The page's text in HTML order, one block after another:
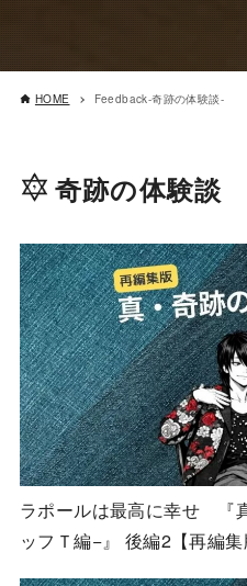
HOME Feedback-奇跡の体験談-
奇跡の体験談
ラポールは最高に幸せ 『
ッフＴ編−』 後編2【再編集